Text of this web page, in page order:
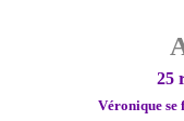
25
Véronique